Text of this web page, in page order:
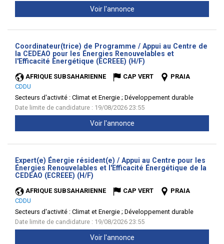
Voir l'annonce
Coordinateur(trice) de Programme / Appui au Centre de
la CEDEAO pour les Énergies Renouvelables et
l'Efficacité Énergétique (ECREEE) (H/F)
AFRIQUE SUBSAHARIENNE CAP VERT
PRAIA
CDDU
Secteurs d'activité : Climat et Energie ; Développement durable
Date limite de candidature : 19/08/2026 23:55
Voir l'annonce
Expert(e) Énergie résident(e) / Appui au Centre pour les
Énergies Renouvelables et l'Efficacité Énergétique de la
CEDEAO (ECREEE) (H/F)
AFRIQUE SUBSAHARIENNE CAP VERT
PRAIA
CDDU
Secteurs d'activité : Climat et Energie ; Développement durable
Date limite de candidature : 19/08/2026 23:55
Voir l'annonce